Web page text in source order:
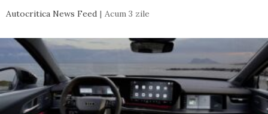
Autocritica News Feed Acum 3 zile